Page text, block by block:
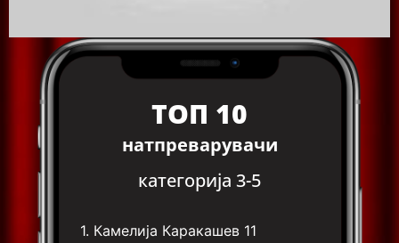
ТОП 10
натпреварувачи
категорија 3-5
1. Камелија Каракашев 11